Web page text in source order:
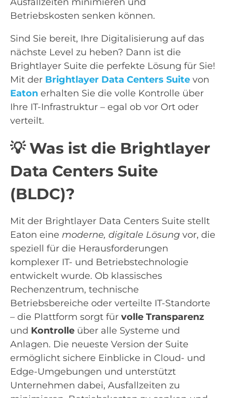
Betriebskosten senken können.
Sind Sie bereit, Ihre Digitalisierung auf das
nächste Level zu heben? Dann ist die
Brightlayer Suite die perfekte Lösung für Sie!
Mit der Brightlayer Data Centers Suite von
Eaton erhalten Sie die volle Kontrolle über
Ihre IT-Infrastruktur – egal ob vor Ort oder
verteilt.
💡 Was ist die Brightlayer
Data Centers Suite
(BLDC)?
Mit der Brightlayer Data Centers Suite stellt
Eaton eine moderne, digitale Lösung vor, die
speziell für die Herausforderungen
komplexer IT- und Betriebstechnologie
entwickelt wurde. Ob klassisches
Rechenzentrum, technische
Betriebsbereiche oder verteilte IT-Standorte
– die Plattform sorgt für volle Transparenz
und Kontrolle über alle Systeme und
Anlagen. Die neueste Version der Suite
ermöglicht sichere Einblicke in Cloud- und
Edge-Umgebungen und unterstützt
Unternehmen dabei, Ausfallzeiten zu